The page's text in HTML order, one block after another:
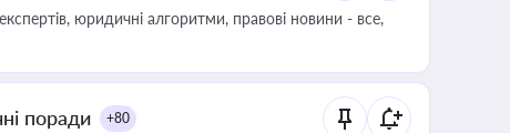
юридичні алгоритми, правові новини - все,
поради +80